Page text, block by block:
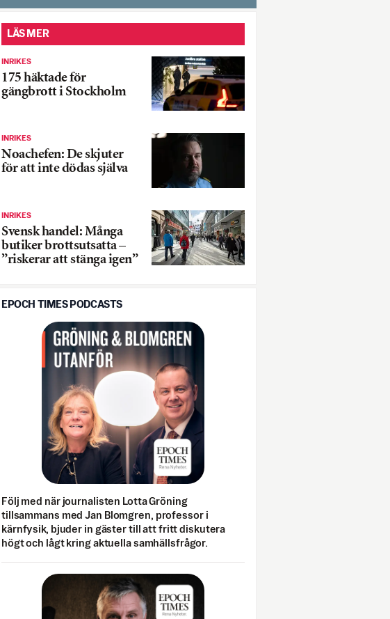
LÄS MER
INRIKES
175 häktade för
gängbrott i Stockholm
INRIKES
Noachefen: De skjuter
för att inte dödas själva
INRIKES
Svensk handel: Många
butiker brottsutsatta –
”riskerar att stänga igen”
EPOCH TIMES PODCASTS
Följ med när journalisten Lotta Gröning
tillsammans med Jan Blomgren, professor i
kärnfysik, bjuder in gäster till att fritt diskutera
högt och lågt kring aktuella samhällsfrågor.